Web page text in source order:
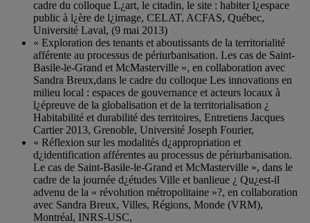
cadre du colloque L¿art, le citadin, le site : habiter l¿espace
public à l¿ère de l¿image, CELAT, ACFAS, Québec,
Université Laval, (9 mai 2013)
« Exploration des tenants et aboutissants de la territorialité
afférente au processus de périurbanisation. Les cas de Saint-
Basile-le-Grand et McMasterville », en collaboration avec
Sandra Breux,dans le cadre du colloque Les innovations en
milieu local : espaces de gouvernance et acteurs locaux à
l¿épreuve de la globalisation et de la territorialisation ¿
Habitabilité et durabilité des territoires, Entretiens Jacques
Cartier 2013, Grenoble, Université Joseph Fourier,
« Réflexion sur les modalités d¿appropriation et
d¿identification afférentes au processus de périurbanisation.
Le cas de Saint-Basile-le-Grand et McMasterville », dans le
cadre de la journée d¿études Ville et banlieue ¿ Qu¿est-il
advenu de la « révolution métropolitaine »?, en collaboration
avec Sandra Breux, Villes, Régions, Monde (VRM),
Montréal, INRS-USC,